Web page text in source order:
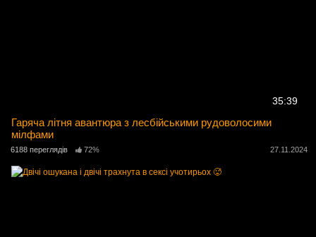
35:39
Гаряча літня авантюра з лесбійськими рудоволосими
мілфами
6188 переглядів 72% 27.11.2024